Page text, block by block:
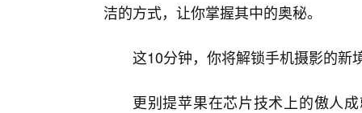
洁的方式，让你掌握其中的奥秘。
这10分钟，你将解锁手机摄影的新
更别提苹果在芯片技术上的傲人